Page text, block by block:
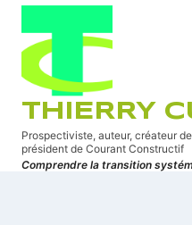
Aller
contenu
THIERRY
Prospectiviste, auteur, créateur
président de Courant Constructif
Comprendre la transition